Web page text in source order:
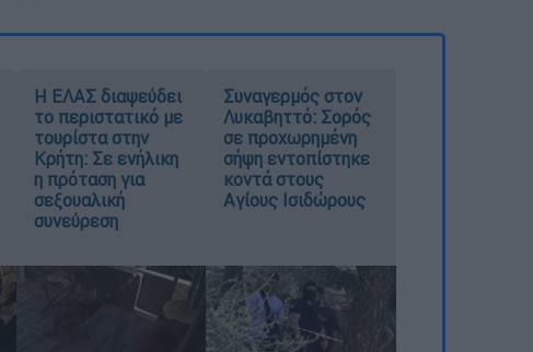
Η ΕΛΑΣ διαψεύδει
το περιστατικό με
τουρίστα στην
Κρήτη: Σε ενήλικη
η πρόταση για
σεξουαλική
συνεύρεση
Συναγερμός στον
Λυκαβηττό: Σορός
σε προχωρημένη
σήψη εντοπίστηκε
κοντά στους
Αγίους Ισιδώρους